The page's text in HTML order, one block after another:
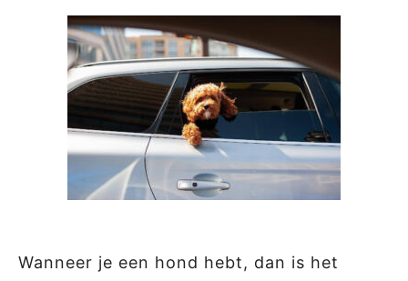
Wanneer je een hond hebt, dan is het